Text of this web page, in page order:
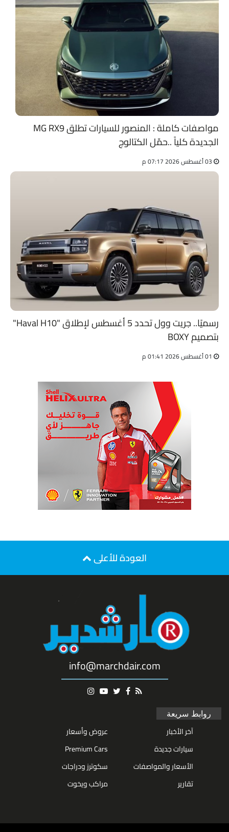
مواصفات كاملة : المنصور للسيارات تطلق MG RX9
الجديدة كلياً ..حمّل الكتالوج
رسميًا.. جريت وول تحدد 5 أغسطس لإطلاق "Haval H10"
بتصميم BOXY
العودة للأعلى
info@marchdair.com
روابط سريعة
آخر الأخبار
سيارات جديدة
الأسعار والمواصفات
تقارير
عروض وأسعار
Premium Cars
سكوترز ودراجات
مراكب ويخوت